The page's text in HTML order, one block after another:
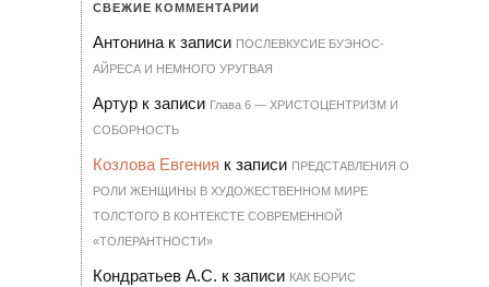
СВЕЖИЕ КОММЕНТАРИИ
Антонина к записи ПОСЛЕВКУСИЕ БУЭНОС-
АЙРЕСА И НЕМНОГО УРУГВАЯ
Артур к записи Гла­ва 6 — ХРИ­С­ТО­ЦЕН­Т­РИЗМ И
СО­БОР­НОСТЬ
Козлова Евгения к записи ПРЕДСТАВЛЕНИЯ О
РОЛИ ЖЕНЩИНЫ В ХУДОЖЕСТВЕННОМ МИРЕ
ТОЛСТОГО В КОНТЕКСТЕ СОВРЕМЕННОЙ
«ТОЛЕРАНТНОСТИ»
Кондратьев А.С. к записи КАК БОРИС